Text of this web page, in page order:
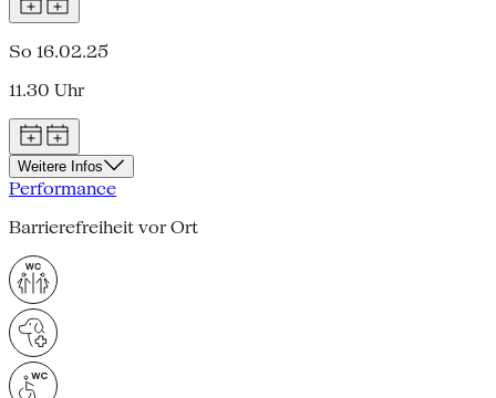
So 16.02.25
11.30 Uhr
Weitere Infos
Performance
Barrierefreiheit vor Ort